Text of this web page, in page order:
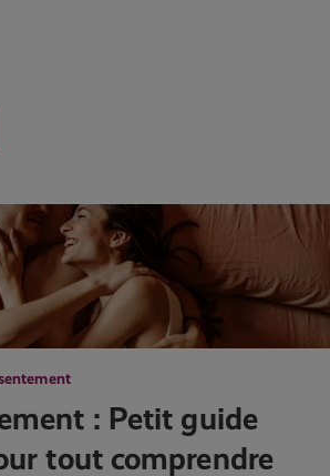
: Petit guide
tout comprendre